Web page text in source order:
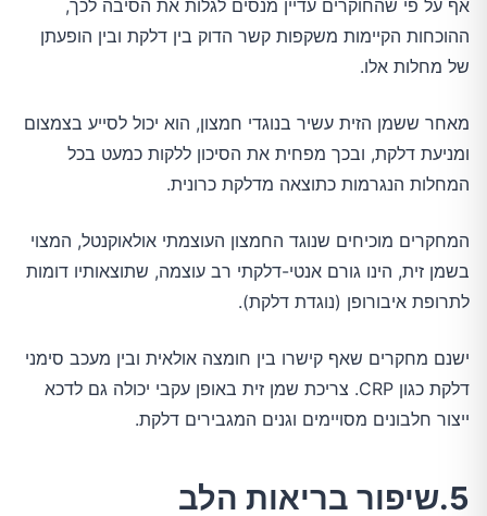
אף על פי שהחוקרים עדיין מנסים לגלות את הסיבה לכך,
ההוכחות הקיימות משקפות קשר הדוק בין דלקת ובין הופעתן
של מחלות אלו.
מאחר ששמן הזית עשיר בנוגדי חמצון, הוא יכול לסייע בצמצום
ומניעת דלקת, ובכך מפחית את הסיכון ללקות כמעט בכל
המחלות הנגרמות כתוצאה מדלקת כרונית.
המחקרים מוכיחים שנוגד החמצון העוצמתי אולאוקנטל, המצוי
בשמן זית, הינו גורם אנטי-דלקתי רב עוצמה, שתוצאותיו דומות
לתרופת איבורופן (נוגדת דלקת).
ישנם מחקרים שאף קישרו בין חומצה אולאית ובין מעכב סימני
דלקת כגון CRP. צריכת שמן זית באופן עקבי יכולה גם לדכא
ייצור חלבונים מסויימים וגנים המגבירים דלקת.
5.שיפור בריאות הלב